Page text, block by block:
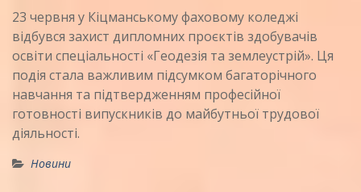
23 червня у Кіцманському фаховому коледжі
відбувся захист дипломних проєктів здобувачів
освіти спеціальності «Геодезія та землеустрій». Ця
подія стала важливим підсумком багаторічного
навчання та підтвердженням професійної
готовності випускників до майбутньої трудової
діяльності.
Новини